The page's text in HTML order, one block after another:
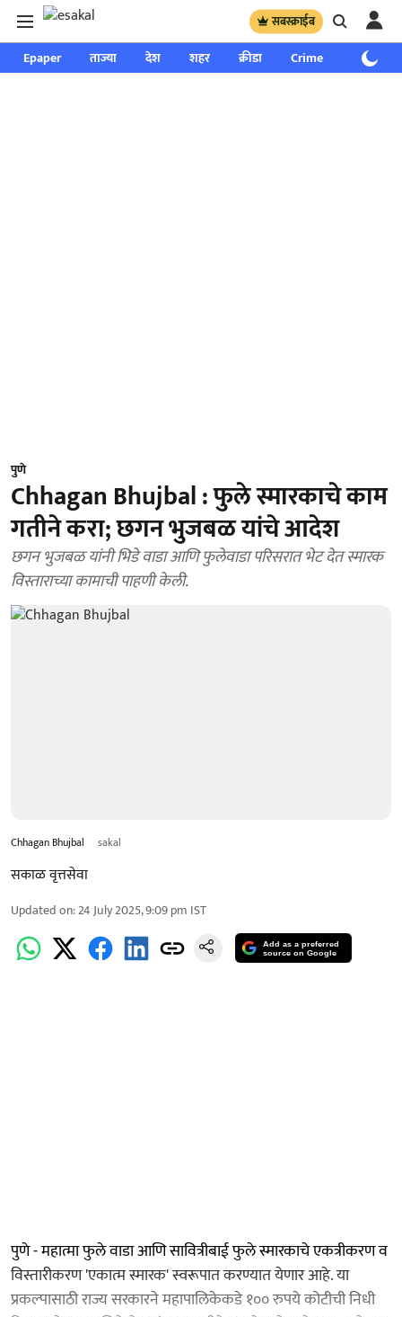
सबस्क्राईब
Epaper ताज्या देश शहर क्रीडा Crime साप्ताहिक
पुणे
Chhagan Bhujbal : फुले स्मारकाचे काम
गतीने करा; छगन भुजबळ यांचे आदेश
छगन भुजबळ यांनी भिडे वाडा आणि फुलेवाडा परिसरात भेट देत स्मारक
विस्ताराच्या कामाची पाहणी केली.
Chhagan Bhujbal sakal
सकाळ वृत्तसेवा
Updated on:24 July 2025, 9:09 pm IST
Add as a preferred
source on Google
पुणे - महात्मा फुले वाडा आणि सावित्रीबाई फुले स्मारकाचे एकत्रीकरण व
विस्तारीकरण 'एकात्म स्मारक' स्वरूपात करण्यात येणार आहे. या
प्रकल्पासाठी राज्य सरकारने महापालिकेकडे १०० रुपये कोटीची निधी